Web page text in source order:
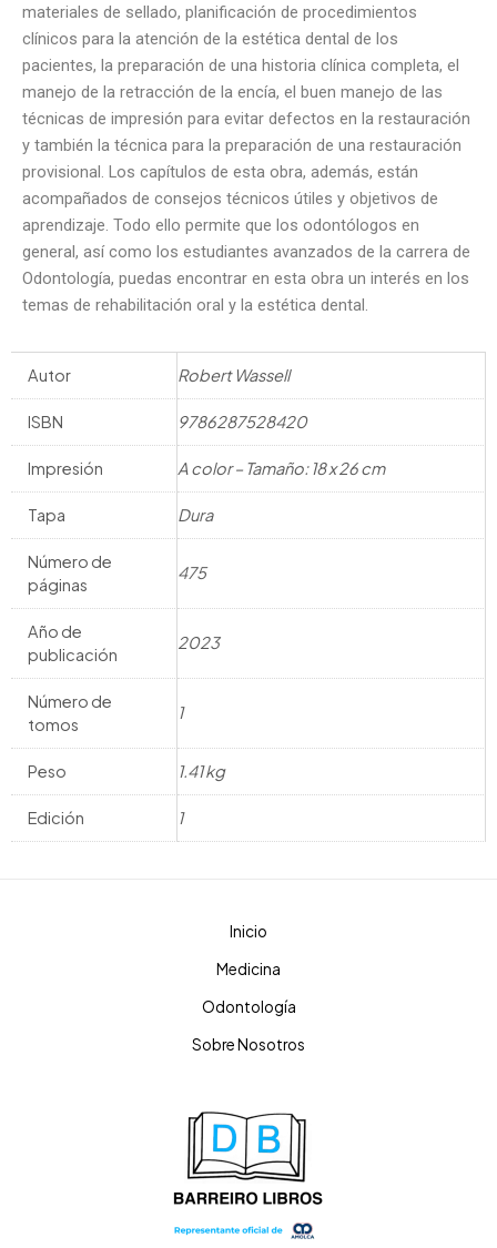
materiales de sellado, planificación de procedimientos
clínicos para la atención de la estética dental de los
pacientes, la preparación de una historia clínica completa, el
manejo de la retracción de la encía, el buen manejo de las
técnicas de impresión para evitar defectos en la restauración
y también la técnica para la preparación de una restauración
provisional. Los capítulos de esta obra, además, están
acompañados de consejos técnicos útiles y objetivos de
aprendizaje. Todo ello permite que los odontólogos en
general, así como los estudiantes avanzados de la carrera de
Odontología, puedas encontrar en esta obra un interés en los
temas de rehabilitación oral y la estética dental.
Autor Robert Wassell
ISBN 9786287528420
Impresión A color – Tamaño: 18 x 26 cm
Tapa Dura
Número de
páginas
475
Año de
publicación
2023
Número de
tomos
1
Peso 1.41 kg
Edición 1
Inicio
Medicina
Odontología
Sobre Nosotros